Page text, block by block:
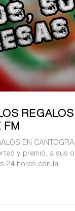
REGALOS
FM
EN
y premió, a sus
24 horas con la